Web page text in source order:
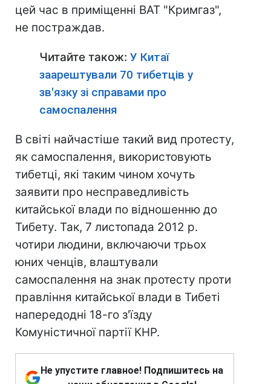
цей час в приміщенні ВАТ "Кримгаз",
не постраждав.
Читайте також: У Китаї
заарештували 70 тибетців у
зв'язку зі справами про
самоспалення
В світі найчастіше такий вид протесту,
як самоспалення, використовують
тибетці, які таким чином хочуть
заявити про несправедливість
китайської влади по відношенню до
Тибету. Так, 7 листопада 2012 р.
чотири людини, включаючи трьох
юних ченців, влаштували
самоспалення на знак протесту проти
правління китайської влади в Тибеті
напередодні 18-го з'їзду
Комуністичної партії КНР.
Не упустите главное! Подпишитесь на